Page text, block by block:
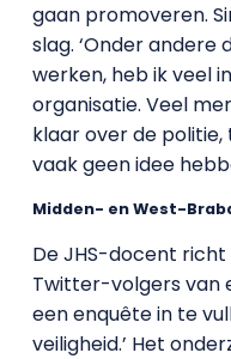
gaan promoveren.
slag. ‘Onder andere
werken, heb ik veel
organisatie. Veel
klaar over de politie,
vaak geen idee
Midden- en West-
De JHS-docent
Twitter-volgers van
een enquête in te
veiligheid.’ Het